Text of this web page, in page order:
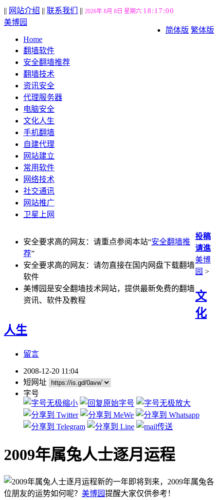
|| 网站介绍 || 联系我们 || 2026年 8月 8日 星期六 18:17:01
简体版 繁体版
美博园
Home
翻墙软件
安全翻墙推荐
翻墙技术
资讯安全
代理服务器
电脑安全
文化人生
手机翻墙
自建代理
网站建立
常用软件
网络技术
社交通讯
网站推广
卫星上网
安全要求高的网友：请重点参阅本站“安全翻墙推
荐”
安全要求高的网友：请勿直接在国内网盘下载翻墙
软件
美博园是安全翻墙技术网站，提供最新免费的翻墙
资讯、软件及教程
投稿
请進
美博
园 >
文
化
人生
留言
2008-12-20 11:04
短网址
字号
2009年属兔人士逐月运程
新的一年即将到来，2009年属兔各
位朋友的运势如何呢？ 美博园提醒大家仅供参考！